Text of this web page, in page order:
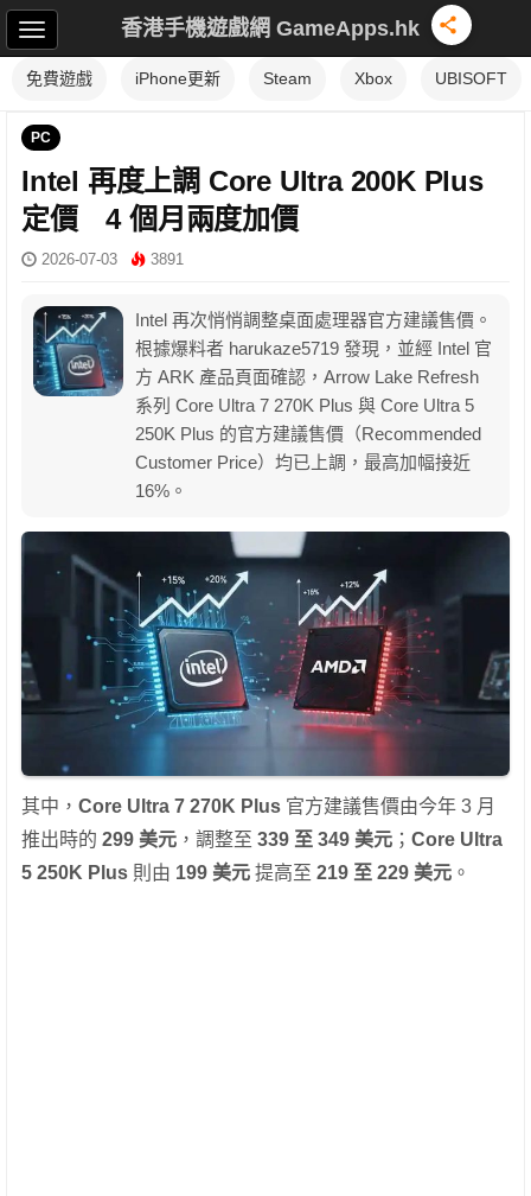
香港手機遊戲網 GameApps.hk
免費遊戲 iPhone更新 Steam Xbox UBISOFT
PC
Intel 再度上調 Core Ultra 200K Plus
定價 4 個月兩度加價
2026-07-03 3891
Intel 再次悄悄調整桌面處理器官方建議售價。
根據爆料者 harukaze5719 發現，並經 Intel 官
方 ARK 產品頁面確認，Arrow Lake Refresh
系列 Core Ultra 7 270K Plus 與 Core Ultra 5
250K Plus 的官方建議售價（Recommended
Customer Price）均已上調，最高加幅接近
16%。
其中， Core Ultra 7 270K Plus 官方建議售價由今年 3 月
推出時的 299 美元 ，調整至 339 至 349 美元 ； Core Ultra
5 250K Plus 則由 199 美元 提高至 219 至 229 美元 。